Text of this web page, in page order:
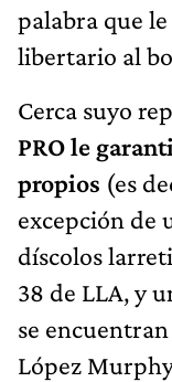
palabra que
libertario al
Cerca suyo
PRO le
propios (es
excepción de
díscolos
38 de LLA, y
se encuentran
López